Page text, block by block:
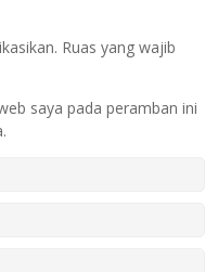
Ruas yang wajib
saya pada peramban ini